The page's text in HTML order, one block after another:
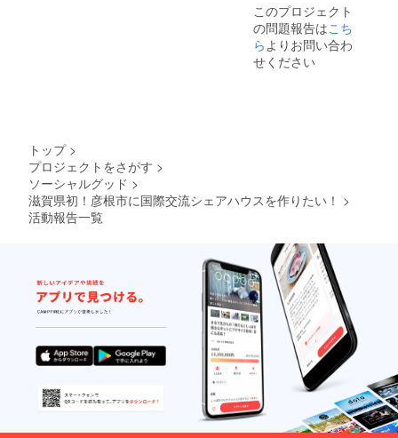
月開催
しま
す。招
待券1枚
ng
できな
い場合
は、イ
ベント
招待券3
枚と交
換させ
て頂き
ます。
※体験券
は、5人
限定に
させて
頂きま
参加可
能） ・
3日間の
シェア
ハウス
向けで
ないプ
レミア
ムな飾
り方を
しま
す。 ※
プロ
フィー
ルはあ
なたの
略歴や
事、成
し遂げ
このプロジェクト
の問題報告はこち
ら よりお問い合わ
せください
トップ >
プロジェクトをさがす >
ソーシャルグッド >
滋賀県初！彦根市に国際交流シェアハウスを作りたい！ >
活動報告一覧